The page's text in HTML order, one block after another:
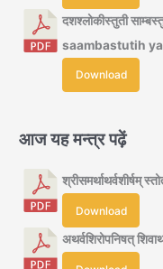
दशश्लोकीस्तुती
saambastutih
Download
आज यह मन्त्र पढ़ें
श्रीसमर्थाथर्वशीर्षम्
Download
अथर्वशिरोपनिषत्